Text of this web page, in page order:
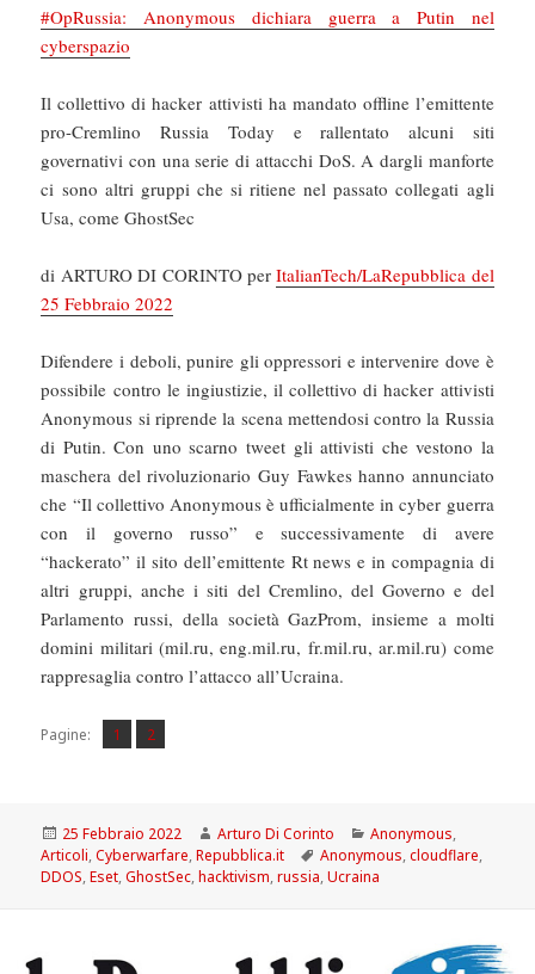
#OpRussia: Anonymous dichiara guerra a Putin nel
cyberspazio
Il collettivo di hacker attivisti ha mandato offline l’emittente
pro-Cremlino Russia Today e rallentato alcuni siti
governativi con una serie di attacchi DoS. A dargli manforte
ci sono altri gruppi che si ritiene nel passato collegati agli
Usa, come GhostSec
di ARTURO DI CORINTO perItalianTech/LaRepubblica del
25 Febbraio 2022
Difendere i deboli, punire gli oppressori e intervenire dove è
possibile contro le ingiustizie, il collettivo di hacker attivisti
Anonymous si riprende la scena mettendosi contro la Russia
di Putin. Con uno scarno tweet gli attivisti che vestono la
maschera del rivoluzionario Guy Fawkes hanno annunciato
che “Il collettivo Anonymous è ufficialmente in cyber guerra
con il governo russo” e successivamente di avere
“hackerato” il sito dell’emittente Rt news e in compagnia di
altri gruppi, anche i siti del Cremlino, del Governo e del
Parlamento russi, della società GazProm, insieme a molti
domini militari (mil.ru, eng.mil.ru, fr.mil.ru, ar.mil.ru) come
rappresaglia contro l’attacco all’Ucraina.
Pagine: Pagina
1 ,
Pagina
2
Scritto
il
25 Febbraio 2022 Autore
Arturo Di Corinto Categorie
Anonymous,
Articoli,Cyberwarfare,Repubblica.it Tag
Anonymous,cloudflare,
DDOS,Eset,GhostSec,hacktivism,russia,Ucraina